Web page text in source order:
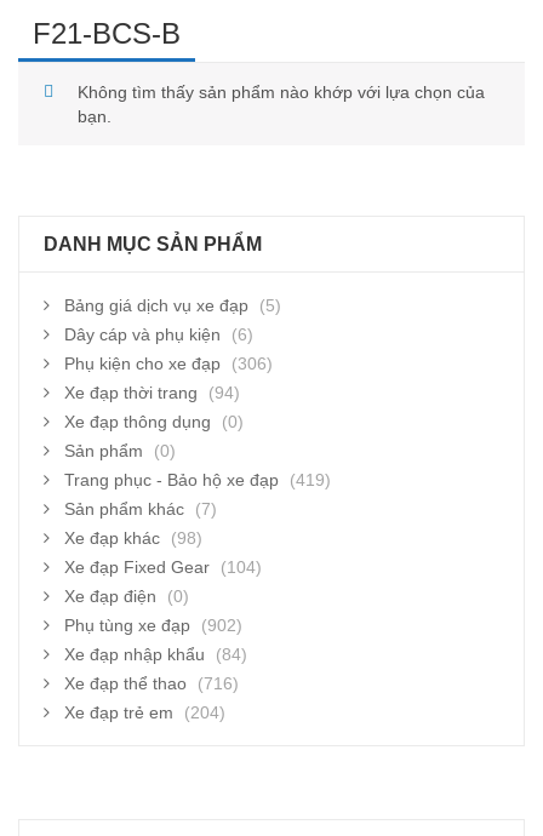
F21-BCS-B
Không tìm thấy sản phẩm nào khớp với lựa chọn của
bạn.
DANH MỤC SẢN PHẨM
Bảng giá dịch vụ xe đạp
(5)
Dây cáp và phụ kiện
(6)
Phụ kiện cho xe đạp
(306)
Xe đạp thời trang
(94)
Xe đạp thông dụng
(0)
Sản phẩm
(0)
Trang phục - Bảo hộ xe đạp
(419)
Sản phẩm khác
(7)
Xe đạp khác
(98)
Xe đạp Fixed Gear
(104)
Xe đạp điện
(0)
Phụ tùng xe đạp
(902)
Xe đạp nhập khẩu
(84)
Xe đạp thể thao
(716)
Xe đạp trẻ em
(204)